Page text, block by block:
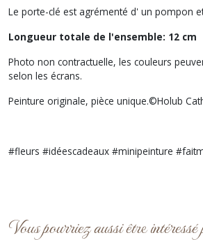
Le porte-clé est agrémenté d' un pompon
Longueur totale de l'ensemble: 12 cm
Photo non contractuelle, les couleurs
selon les écrans.
Peinture originale, pièce unique.©Holub
#fleurs #idéescadeaux #minipeinture
Vous pourriez aussi être